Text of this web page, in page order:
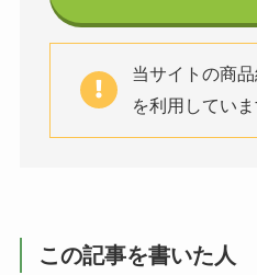
当サイトの商
を利用してい
この記事を書いた人